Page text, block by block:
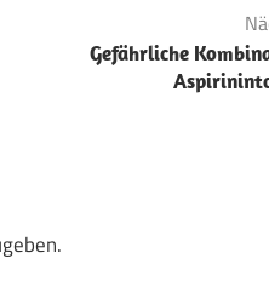
Gefährliche